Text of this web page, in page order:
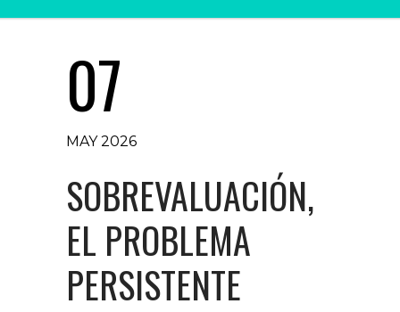
07
MAY 2026
SOBREVALUACIÓN,
EL PROBLEMA
PERSISTENTE